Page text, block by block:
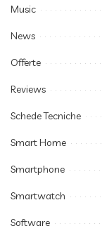
Music
News
Offerte
Reviews
Schede Tecniche
Smart Home
Smartphone
Smartwatch
Software